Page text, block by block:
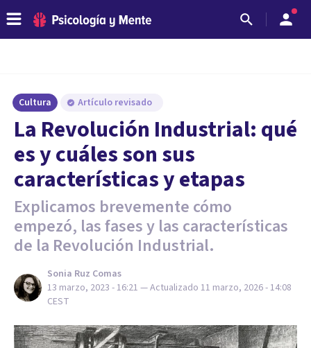
Cultura Artículo revisado
La Revolución Industrial: qué
es y cuáles son sus
características y etapas
Explicamos brevemente cómo
empezó, las fases y las características
de la Revolución Industrial.
Sonia Ruz Comas
13 marzo, 2023 - 16:21 — Actualizado 11 marzo, 2026 - 14:08
CEST